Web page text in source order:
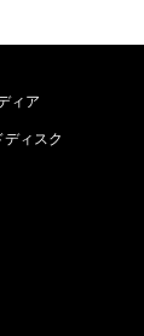
ィア
ディスク